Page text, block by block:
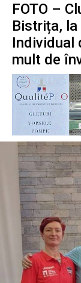
FOTO –
Bistrița, la
Individual
mult de